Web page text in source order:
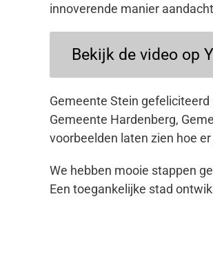
innoverende manier
Bekijk de video op
Gemeente Stein
Gemeente Hardenberg,
voorbeelden laten zien hoe
We hebben mooie stappen
Een toegankelijke stad